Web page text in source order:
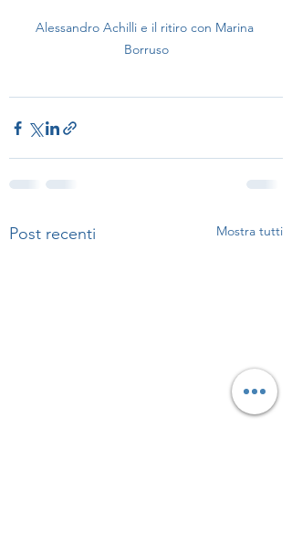
Alessandro Achilli e il ritiro con Marina
Borruso
Post recenti Mostra tutti